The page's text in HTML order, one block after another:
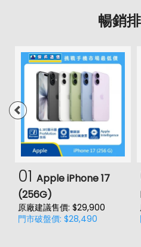
暢銷
01 Apple iPhone 17
(256G)
原廠建議售價: $29,900
門市破盤價: $28,490